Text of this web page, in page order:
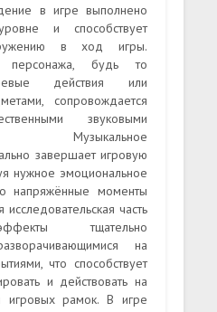
в игре выполнено
и способствует
в ход игры.
персонажа, будь то
действия или
сопровождается
звуковыми
Музыкальное
завершает игровую
нужное эмоциональное
напряжённые моменты
часть
тщательно
на
что способствует
и действовать на
игровых рамок. В игре